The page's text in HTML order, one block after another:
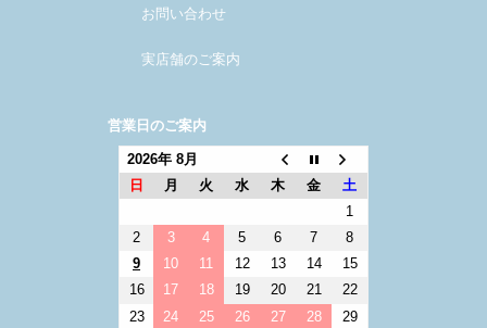
お問い合わせ
実店舗のご案内
営業日のご案内
2026年 8月
日
月 火 水 木 金
土
1
2
3 4 5 6 7
8
9
10 11 12 13 14
15
16
17 18 19 20 21
22
23
24 25 26 27 28
29